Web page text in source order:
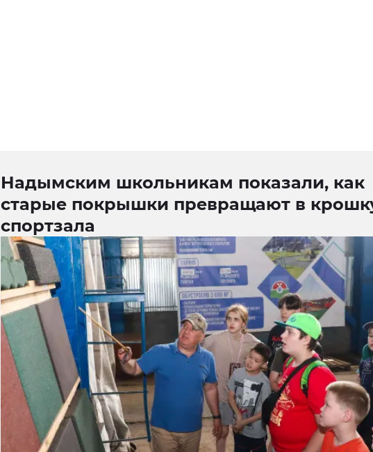
Надымским школьникам показали, как
старые покрышки превращают в
спортзала